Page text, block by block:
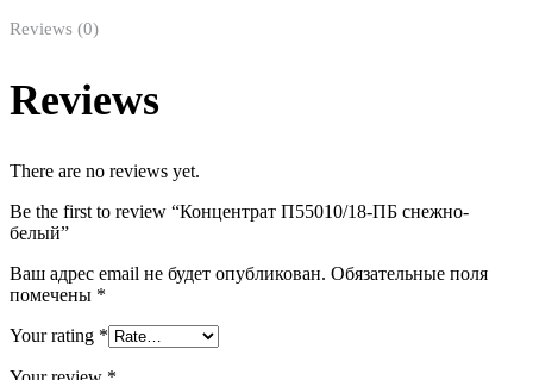
Reviews (0)
Reviews
There are no reviews yet.
Be the first to review “Концентрат П55010/18-ПБ снежно-
белый”
Ваш адрес email не будет опубликован. Обязательные поля
помечены *
Your rating *